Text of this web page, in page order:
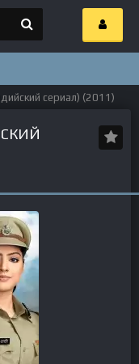
сериал) (2011)